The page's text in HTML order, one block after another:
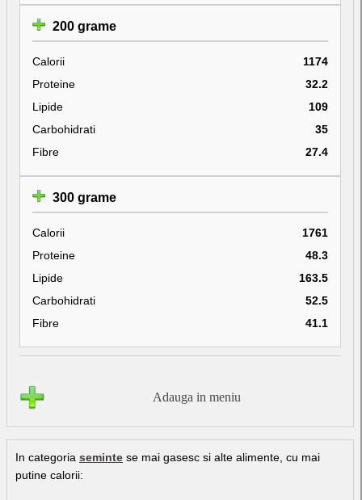
200 grame
Calorii
1174
Proteine
32.2
Lipide
109
Carbohidrati
35
Fibre
27.4
300 grame
Calorii
1761
Proteine
48.3
Lipide
163.5
Carbohidrati
52.5
Fibre
41.1
Adauga in meniu
In categoria seminte se mai gasesc si alte alimente, cu mai
putine calorii: